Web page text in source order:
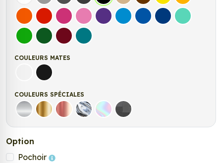
OrangeRouge FuchsiaRose Violet Bleu clairBleu MoyenBleu FoncéBleu Vert
Vert clairVert FoncéBordeauxTurquoise
COULEURS MATES
Blanc matNoir Mat
COULEURS SPÉCIALES
Argent Or Rose Gold
ChromeHolographique
Carbone Noir
Option
Pochoir